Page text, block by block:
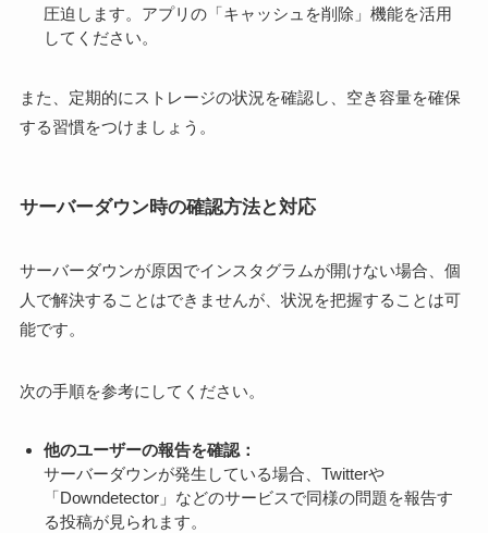
圧迫します。アプリの「キャッシュを削除」機能を活用
してください。
また、定期的にストレージの状況を確認し、空き容量を確保
する習慣をつけましょう。
サーバーダウン時の確認方法と対応
サーバーダウンが原因でインスタグラムが開けない場合、個
人で解決することはできませんが、状況を把握することは可
能です。
次の手順を参考にしてください。
他のユーザーの報告を確認：
サーバーダウンが発生している場合、Twitterや
「Downdetector」などのサービスで同様の問題を報告す
る投稿が見られます。